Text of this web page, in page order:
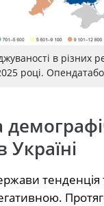
в різних
році.
Україні
тенденція